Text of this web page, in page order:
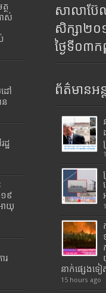
ថ
ាស់
ៅ
ន​
ឋ
៩
ាយុ
រ
សាលាប៊ែ
សិក្សា២
ថ្ងៃទី០៣
ព័ត៌មានអន្
នាក់ផ្សេងទ
15 hours ago